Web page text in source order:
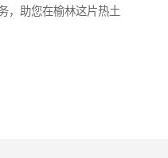
，助您在榆林这片热土